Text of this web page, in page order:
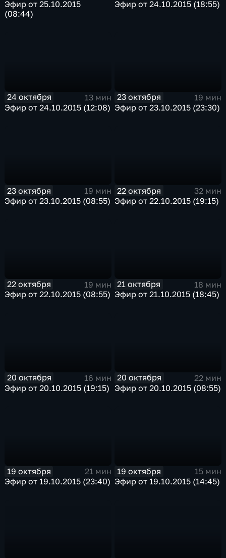
Эфир от 25.10.2015
(08:44)
Эфир от 24.10.2015 (18:55)
24 октября
13 мин
Эфир от 24.10.2015 (12:08)
23 октября
19 мин
Эфир от 23.10.2015 (23:30)
23 октября
19 мин
Эфир от 23.10.2015 (08:55)
22 октября
32 мин
Эфир от 22.10.2015 (19:15)
22 октября
19 мин
Эфир от 22.10.2015 (08:55)
21 октября
18 мин
Эфир от 21.10.2015 (18:45)
20 октября
16 мин
Эфир от 20.10.2015 (19:15)
20 октября
22 мин
Эфир от 20.10.2015 (08:55)
19 октября
21 мин
Эфир от 19.10.2015 (23:40)
19 октября
15 мин
Эфир от 19.10.2015 (14:45)